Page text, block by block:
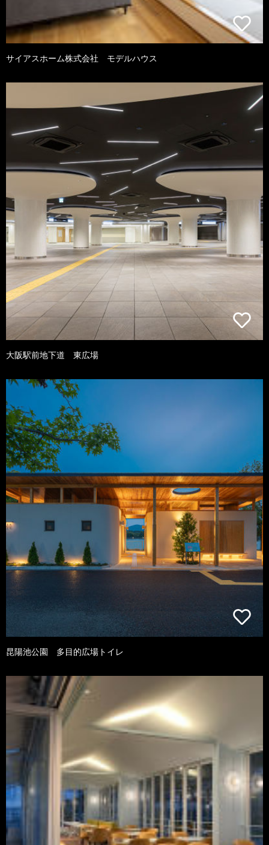
サイアスホーム株式会社 モデルハウス
大阪駅前地下道 東広場
昆陽池公園 多目的広場トイレ